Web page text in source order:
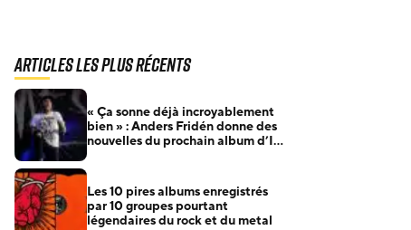
Articles les plus récents
« Ça sonne déjà incroyablement
bien » : Anders Fridén donne des
nouvelles du prochain album d’In
Les 10 pires albums enregistrés
par 10 groupes pourtant
légendaires du rock et du metal